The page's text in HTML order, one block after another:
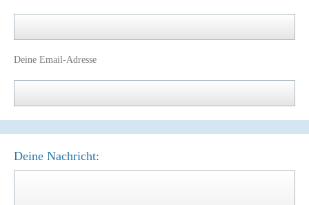
Deine Email-Adresse
Deine Nachricht: